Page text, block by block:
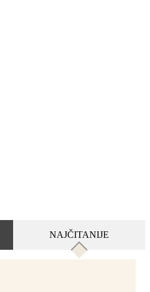
NAJČITANIJE